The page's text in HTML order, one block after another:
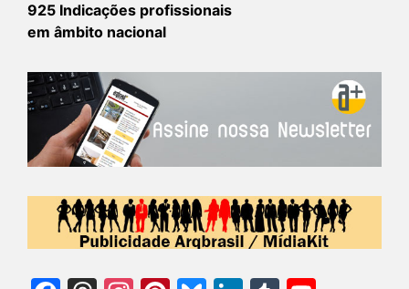
925 Indicações profissionais
em âmbito nacional